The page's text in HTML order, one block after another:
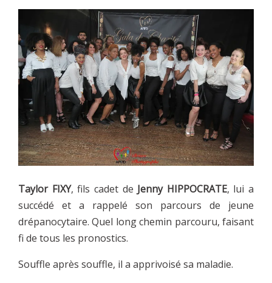
Taylor FIXY, fils cadet de Jenny HIPPOCRATE, lui a
succédé et a rappelé son parcours de jeune
drépanocytaire. Quel long chemin parcouru, faisant
fi de tous les pronostics.
Souffle après souffle, il a apprivoisé sa maladie.